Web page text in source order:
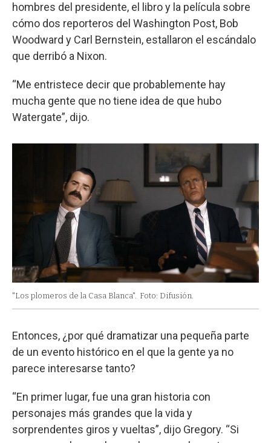
hombres del presidente, el libro y la película sobre
cómo dos reporteros del Washington Post, Bob
Woodward y Carl Bernstein, estallaron el escándalo
que derribó a Nixon.
“Me entristece decir que probablemente hay
mucha gente que no tiene idea de que hubo
Watergate”, dijo.
"Los plomeros de la Casa Blanca". Foto: Difusión.
Entonces, ¿por qué dramatizar una pequeña parte
de un evento histórico en el que la gente ya no
parece interesarse tanto?
“En primer lugar, fue una gran historia con
personajes más grandes que la vida y
sorprendentes giros y vueltas”, dijo Gregory. “Si